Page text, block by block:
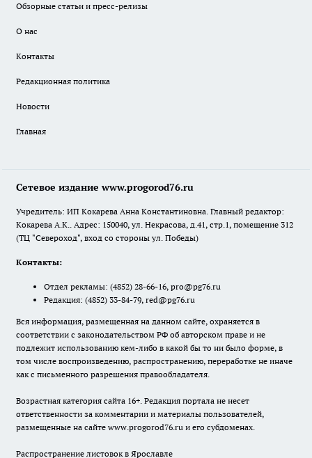
Обзорные статьи и пресс-релизы
О нас
Контакты
Редакционная политика
Новости
Главная
Сетевое издание www.progorod76.ru
Учредитель: ИП Кокарева Анна Константиновна. Главный редактор:
Кокарева А.К.. Адрес: 150040, ул. Некрасова, д.41, стр.1, помещение 312
(ТЦ "Североход", вход со стороны ул. Победы)
Контакты:
Отдел рекламы: (4852) 28-66-16, pro@pg76.ru
Редакция: (4852) 33-84-79, red@pg76.ru
Вся информация, размещенная на данном сайте, охраняется в
соответствии с законодательством РФ об авторском праве и не
подлежит использованию кем-либо в какой бы то ни было форме, в
том числе воспроизведению, распространению, переработке не иначе
как с письменного разрешения правообладателя.
Возрастная категория сайта 16+. Редакция портала не несет
ответственности за комментарии и материалы пользователей,
размещенные на сайте www.progorod76.ru и его субдоменах.
Распространение листовок в Ярославле